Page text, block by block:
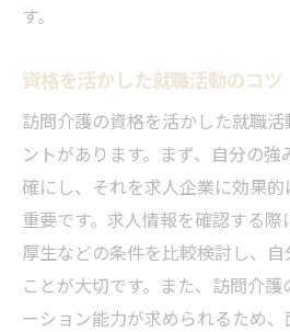
す。
資格を活かした就職活動のコツ
訪問介護の資格を活かした就職
ントがあります。まず、自分の
確にし、それを求人企業に効果
重要です。求人情報を確認する
厚生などの条件を比較検討し、
ことが大切です。また、訪問介
ーション能力が求められるため